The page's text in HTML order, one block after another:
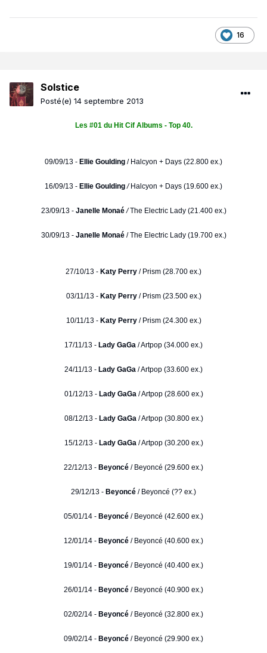
16
Solstice
Posté(e) 14 septembre 2013
Les #01 du Hit Cif Albums - Top 40.
09/09/13 - Ellie Goulding / Halcyon + Days (22.800 ex.)
16/09/13 - Ellie Goulding /Halcyon + Days (19.600 ex.)
23/09/13 - Janelle Monaé /The Electric Lady (21.400 ex.)
30/09/13 - Janelle Monaé/ The Electric Lady (19.700 ex.)
27/10/13 - Katy Perry / Prism (28.700 ex.)
03/11/13 - Katy Perry/ Prism (23.500 ex.)
10/11/13 - Katy Perry/ Prism (24.300 ex.)
17/11/13 - Lady GaGa / Artpop (34.000 ex.)
24/11/13 - Lady GaGa / Artpop (33.600 ex.)
01/12/13 - Lady GaGa/ Artpop (28.600 ex.)
08/12/13 - Lady GaGa/ Artpop (30.800 ex.)
15/12/13 - Lady GaGa/ Artpop (30.200 ex.)
22/12/13 - Beyoncé / Beyoncé (29.600 ex.)
29/12/13 - Beyoncé / Beyoncé (?? ex.)
05/01/14 - Beyoncé / Beyoncé (42.600 ex.)
12/01/14 - Beyoncé / Beyoncé (40.600 ex.)
19/01/14 - Beyoncé / Beyoncé (40.400 ex.)
26/01/14 - Beyoncé / Beyoncé (40.900 ex.)
02/02/14 - Beyoncé / Beyoncé (32.800 ex.)
09/02/14 - Beyoncé / Beyoncé (29.900 ex.)